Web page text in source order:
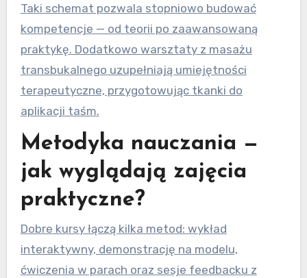
Taki schemat pozwala stopniowo budować
kompetencje — od teorii po zaawansowaną
praktykę. Dodatkowo warsztaty z masażu
transbukalnego uzupełniają umiejętności
terapeutyczne, przygotowując tkanki do
aplikacji taśm.
Metodyka nauczania —
jak wyglądają zajęcia
praktyczne?
Dobre kursy łączą kilka metod: wykład
interaktywny, demonstrację na modelu,
ćwiczenia w parach oraz sesje feedbacku z